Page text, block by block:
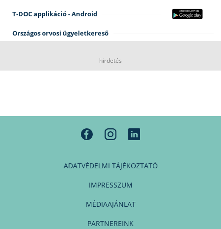
T-DOC applikáció - Android
Országos orvosi ügyeletkereső
hirdetés
ADATVÉDELMI TÁJÉKOZTATÓ
IMPRESSZUM
MÉDIAAJÁNLAT
PARTNEREINK